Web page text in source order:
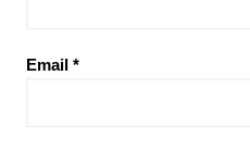
Email *